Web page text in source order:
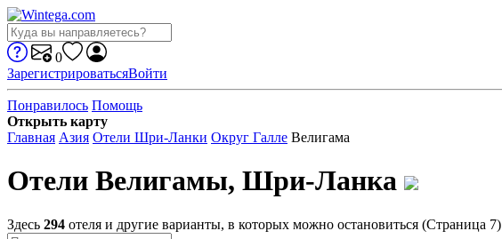
0
ЗарегистрироватьсяВойти
Понравилось Помощь
Открыть карту
Главная Азия Отели Шри-Ланки Округ Галле Велигама
Отели Велигамы, Шри-Ланка
Здесь 294 отеля и другие варианты, в которых можно остановиться (Страница 7)